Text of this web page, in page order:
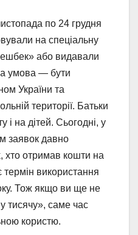
по 24 грудня
на спеціальну
або видавали
умова — бути
України та
території. Батьки
на дітей. Сьогодні, у
заявок давно
хто отримав кошти на
термін використання
Тож якщо ви ще не
тисячу», саме час
користю.